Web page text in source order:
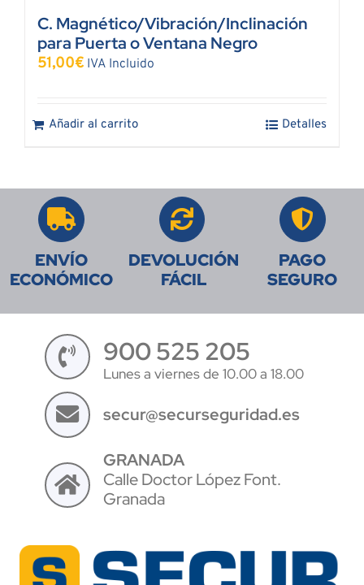
C. Magnético/Vibración/Inclinación
para Puerta o Ventana Negro
51,00€ IVA Incluido
Añadir al carrito Detalles
ENVÍO
ECONÓMICO
DEVOLUCIÓN
FÁCIL
PAGO
SEGURO
900 525 205
Lunes a viernes de 10.00 a 18.00
secur@securseguridad.es
GRANADA
Calle Doctor López Font.
Granada